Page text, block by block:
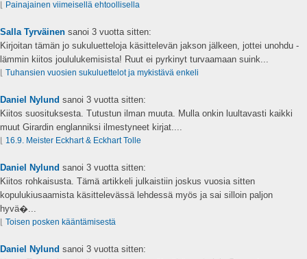
Painajainen viimeisellä ehtoollisella
Salla Tyrväinen sanoi 3 vuotta sitten:
Kirjoitan tämän jo sukuluetteloja käsittelevän jakson jälkeen, jottei unohdu -
lämmin kiitos joululukemisista! Ruut ei pyrkinyt turvaamaan suink...
Tuhansien vuosien sukuluettelot ja mykistävä enkeli
Daniel Nylund sanoi 3 vuotta sitten:
Kiitos suosituksesta. Tutustun ilman muuta. Mulla onkin luultavasti kaikki
muut Girardin englanniksi ilmestyneet kirjat....
16.9. Meister Eckhart & Eckhart Tolle
Daniel Nylund sanoi 3 vuotta sitten:
Kiitos rohkaisusta. Tämä artikkeli julkaistiin joskus vuosia sitten
kopulukiusaamista käsittelevässä lehdessä myös ja sai silloin paljon
hyvä�...
Toisen posken kääntämisestä
Daniel Nylund sanoi 3 vuotta sitten: